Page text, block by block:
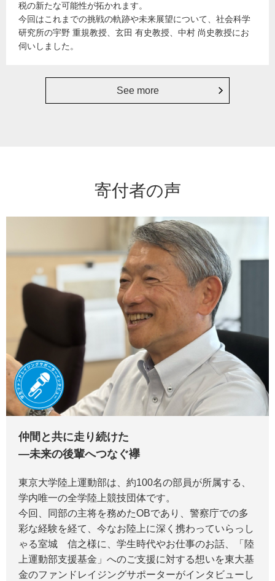
税の新たな可能性が拓かれます。
今回はこれまでの挑戦の軌跡や未来展望について、社会科学
研究所の宇野 重規教授、玄田 有史教授、中村 尚史教授にお
伺いしました。
See more
寄付者の声
仲間と共に走り続けた
―未来の後輩へつなぐ襷
東京大学陸上運動部は、約100名の部員が所属する、
学内唯一の全学陸上競技団体です。
今回、同部の主将を務めたOBであり、警察庁での多
彩な経験を経て、今なお陸上に深く携わっていらっし
ゃる室城 信之様に、学生時代やお仕事のお話、「陸
上運動部支援基金」へのご支援に対する想いを東大基
金のファンドレイジングサポーターがインタビューし